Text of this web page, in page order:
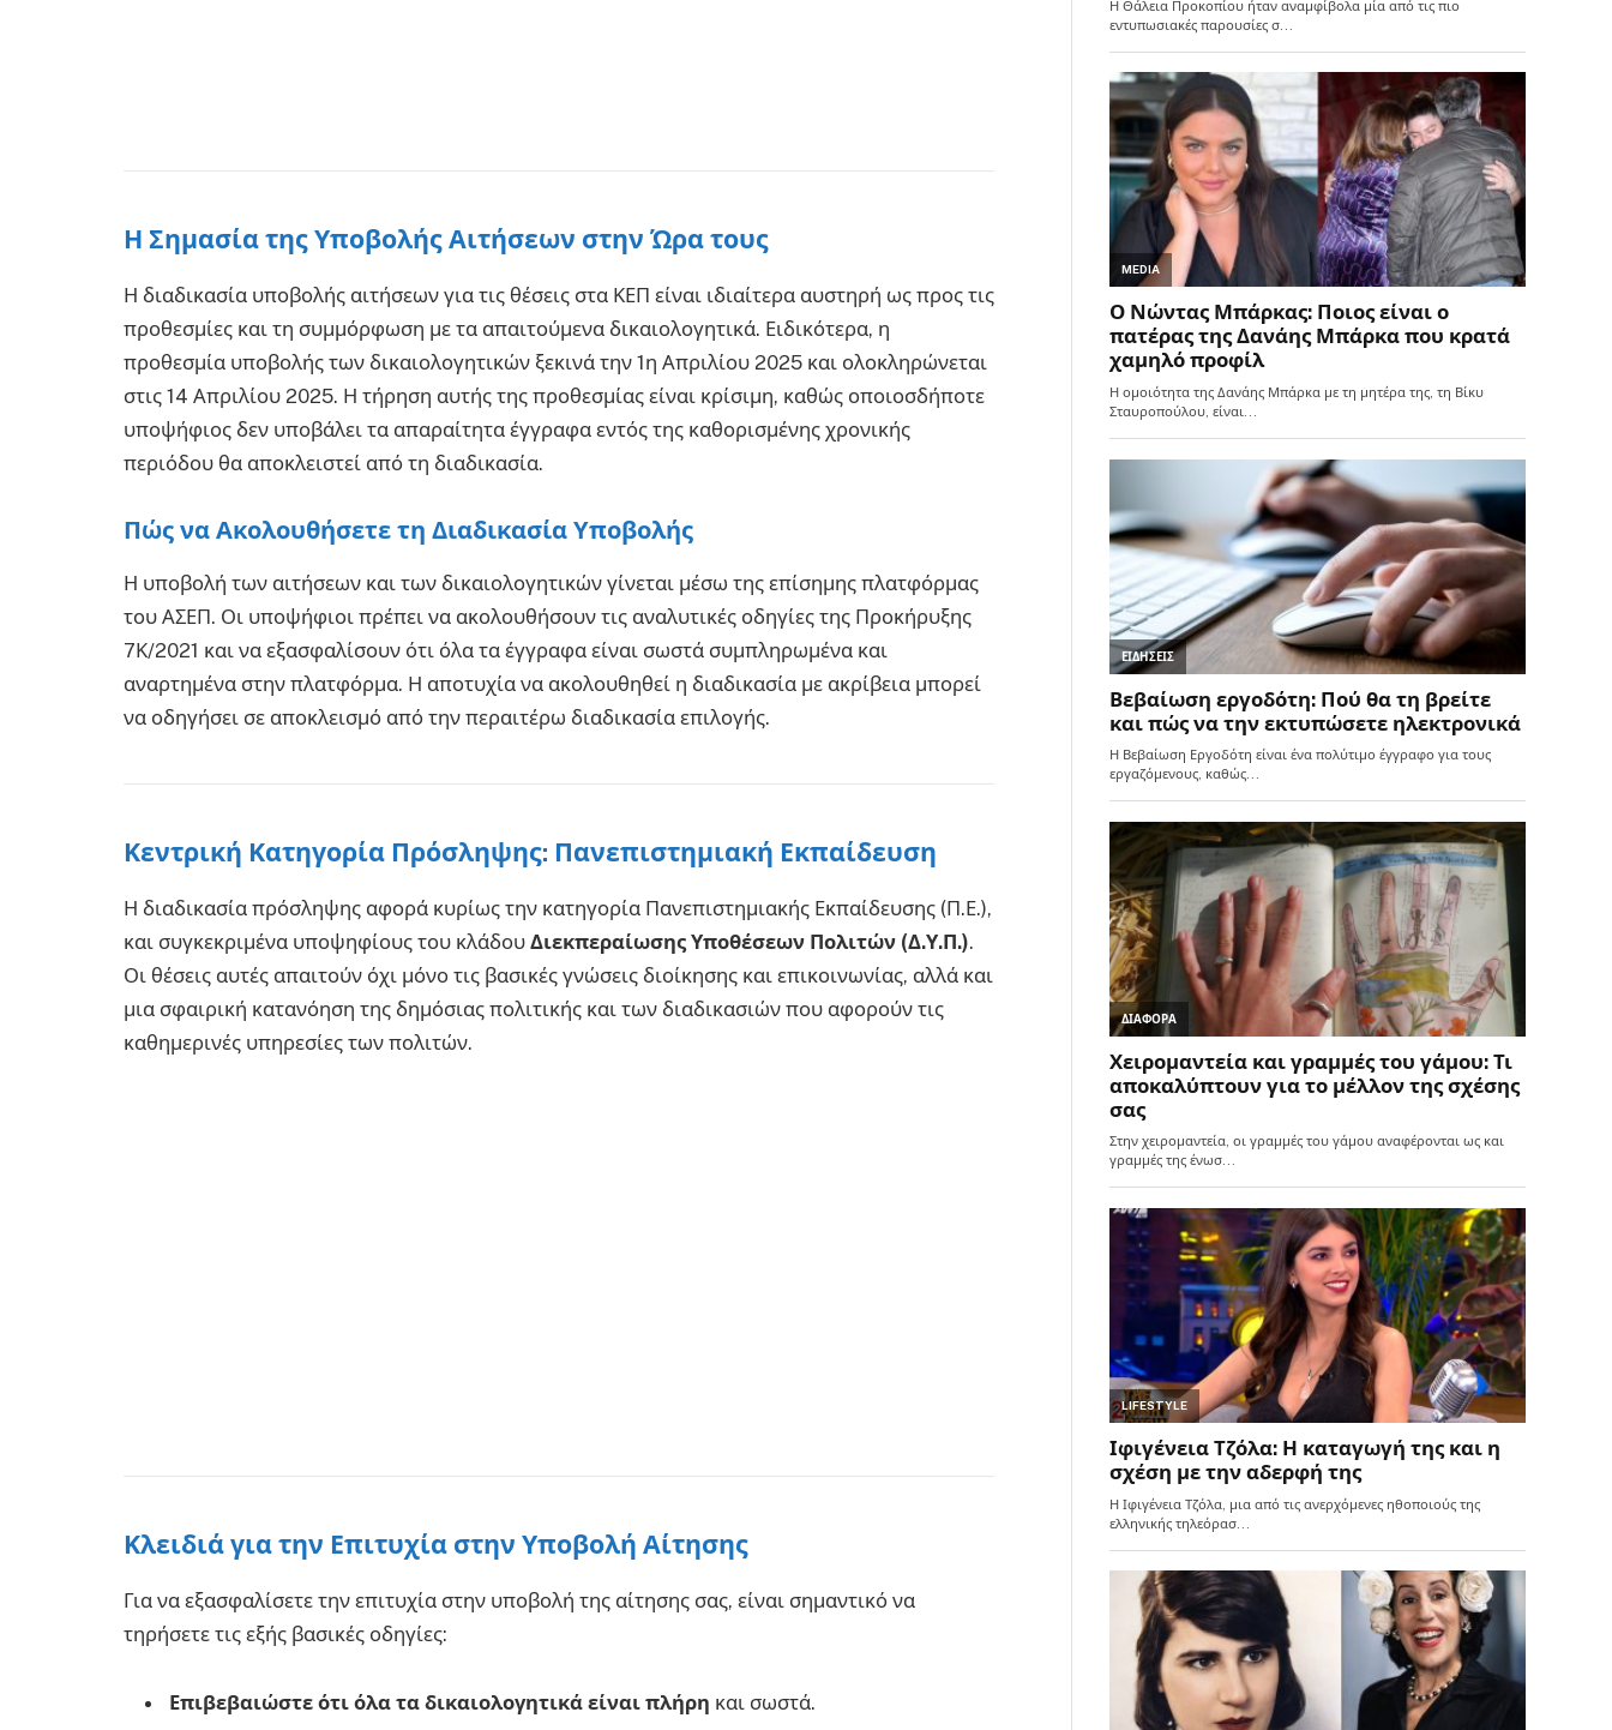
Η Σημασία της Υποβολής Αιτήσεων στην Ώρα τους
Η διαδικασία υποβολής αιτήσεων για τις θέσεις στα ΚΕΠ είναι ιδιαίτερα αυστηρή ως προς τις
προθεσμίες και τη συμμόρφωση με τα απαιτούμενα δικαιολογητικά. Ειδικότερα, η
προθεσμία υποβολής των δικαιολογητικών ξεκινά την 1η Απριλίου 2025 και ολοκληρώνεται
στις 14 Απριλίου 2025. Η τήρηση αυτής της προθεσμίας είναι κρίσιμη, καθώς οποιοσδήποτε
υποψήφιος δεν υποβάλει τα απαραίτητα έγγραφα εντός της καθορισμένης χρονικής
περιόδου θα αποκλειστεί από τη διαδικασία.
Πώς να Ακολουθήσετε τη Διαδικασία Υποβολής
Η υποβολή των αιτήσεων και των δικαιολογητικών γίνεται μέσω της επίσημης πλατφόρμας
του ΑΣΕΠ. Οι υποψήφιοι πρέπει να ακολουθήσουν τις αναλυτικές οδηγίες της Προκήρυξης
7Κ/2021 και να εξασφαλίσουν ότι όλα τα έγγραφα είναι σωστά συμπληρωμένα και
αναρτημένα στην πλατφόρμα. Η αποτυχία να ακολουθηθεί η διαδικασία με ακρίβεια μπορεί
να οδηγήσει σε αποκλεισμό από την περαιτέρω διαδικασία επιλογής.
Κεντρική Κατηγορία Πρόσληψης: Πανεπιστημιακή Εκπαίδευση
Η διαδικασία πρόσληψης αφορά κυρίως την κατηγορία Πανεπιστημιακής Εκπαίδευσης (Π.Ε.),
και συγκεκριμένα υποψηφίους του κλάδου Διεκπεραίωσης Υποθέσεων Πολιτών (Δ.Υ.Π.).
Οι θέσεις αυτές απαιτούν όχι μόνο τις βασικές γνώσεις διοίκησης και επικοινωνίας, αλλά και
μια σφαιρική κατανόηση της δημόσιας πολιτικής και των διαδικασιών που αφορούν τις
καθημερινές υπηρεσίες των πολιτών.
Κλειδιά για την Επιτυχία στην Υποβολή Αίτησης
Για να εξασφαλίσετε την επιτυχία στην υποβολή της αίτησης σας, είναι σημαντικό να
τηρήσετε τις εξής βασικές οδηγίες:
Επιβεβαιώστε ότι όλα τα δικαιολογητικά είναι πλήρη και σωστά.